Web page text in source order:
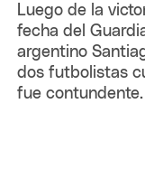
Luego de la
fecha del
argentino
dos futbolistas
fue contundente.